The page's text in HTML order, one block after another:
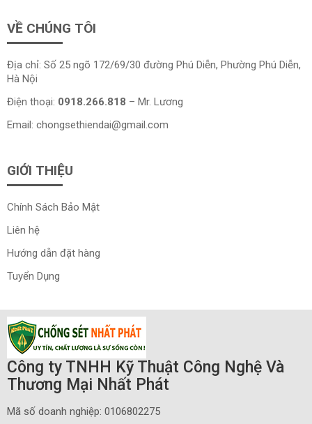
VỀ CHÚNG TÔI
Địa chỉ: Số 25 ngõ 172/69/30 đường Phú Diễn, Phường Phú Diễn,
Hà Nội
Điện thoại: 0918.266.818 – Mr. Lương
Email: chongsethiendai@gmail.com
GIỚI THIỆU
Chính Sách Bảo Mật
Liên hệ
Hướng dẫn đặt hàng
Tuyển Dụng
Công ty TNHH Kỹ Thuật Công Nghệ Và
Thương Mại Nhất Phát
Mã số doanh nghiệp: 0106802275